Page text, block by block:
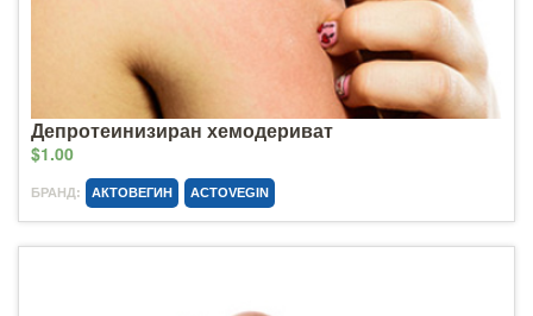
Депротеинизиран хемодериват
$1.00
БРАНД: АКТОВЕГИН ACTOVEGIN